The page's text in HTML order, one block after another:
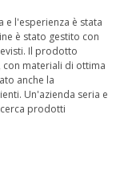
e l'esperienza è stata
è stato gestito con
Il prodotto
materiali di ottima
anche la
Un'azienda seria e
prodotti